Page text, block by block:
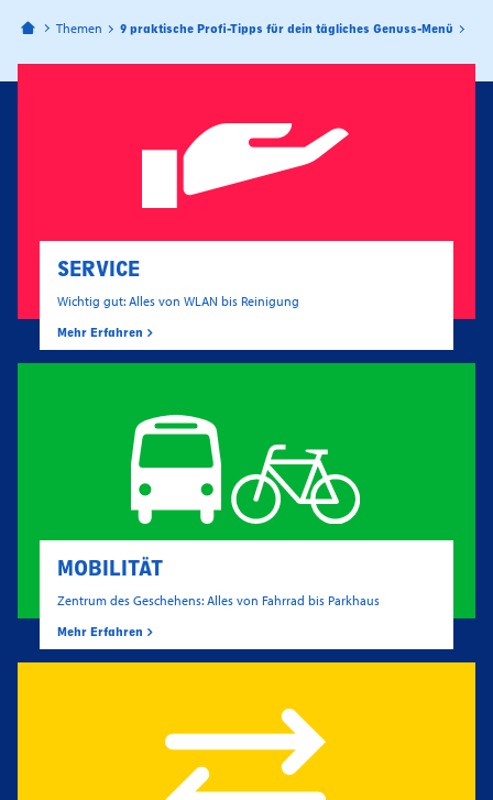
Bahnhofspassagen Potsdam
Themen 9 praktische Profi-Tipps für dein tägliches Genuss-Menü
SERVICE
Wichtig gut: Alles von WLAN bis Reinigung
Mehr Erfahren
MOBILITÄT
Zentrum des Geschehens: Alles von Fahrrad bis Parkhaus
Mehr Erfahren